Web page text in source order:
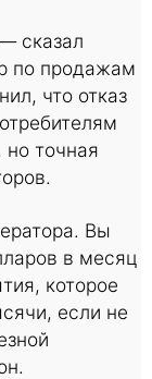
сказал
по продажам
что отказ
но точная
Вы
в месяц
которое
если не